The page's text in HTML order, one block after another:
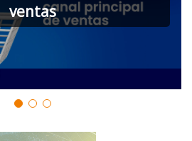
ventas